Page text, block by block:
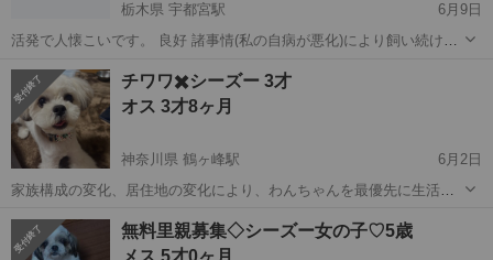
栃木県 宇都宮駅
6月9日
活発で人懐こいです。 良好 諸事情(私の自病が悪化)により飼い続ける
お引き渡し出来る方お願いします。
栃木 宇都宮市 シーズー
チワワ✖️シーズー 3才
オス 3才8ヶ月
神奈川県 鶴ヶ峰駅
6月2日
家族構成の変化、居住地の変化により、わんちゃんを最優先に生活す
してあげる時間を作るのがどうしても出来なくなってしまいました。
かまってちゃんで、おも...
神奈川 横浜市 鶴ヶ峰駅 シーズー
無料里親募集◇シーズー女の子♡5歳
メス 5才0ヶ月